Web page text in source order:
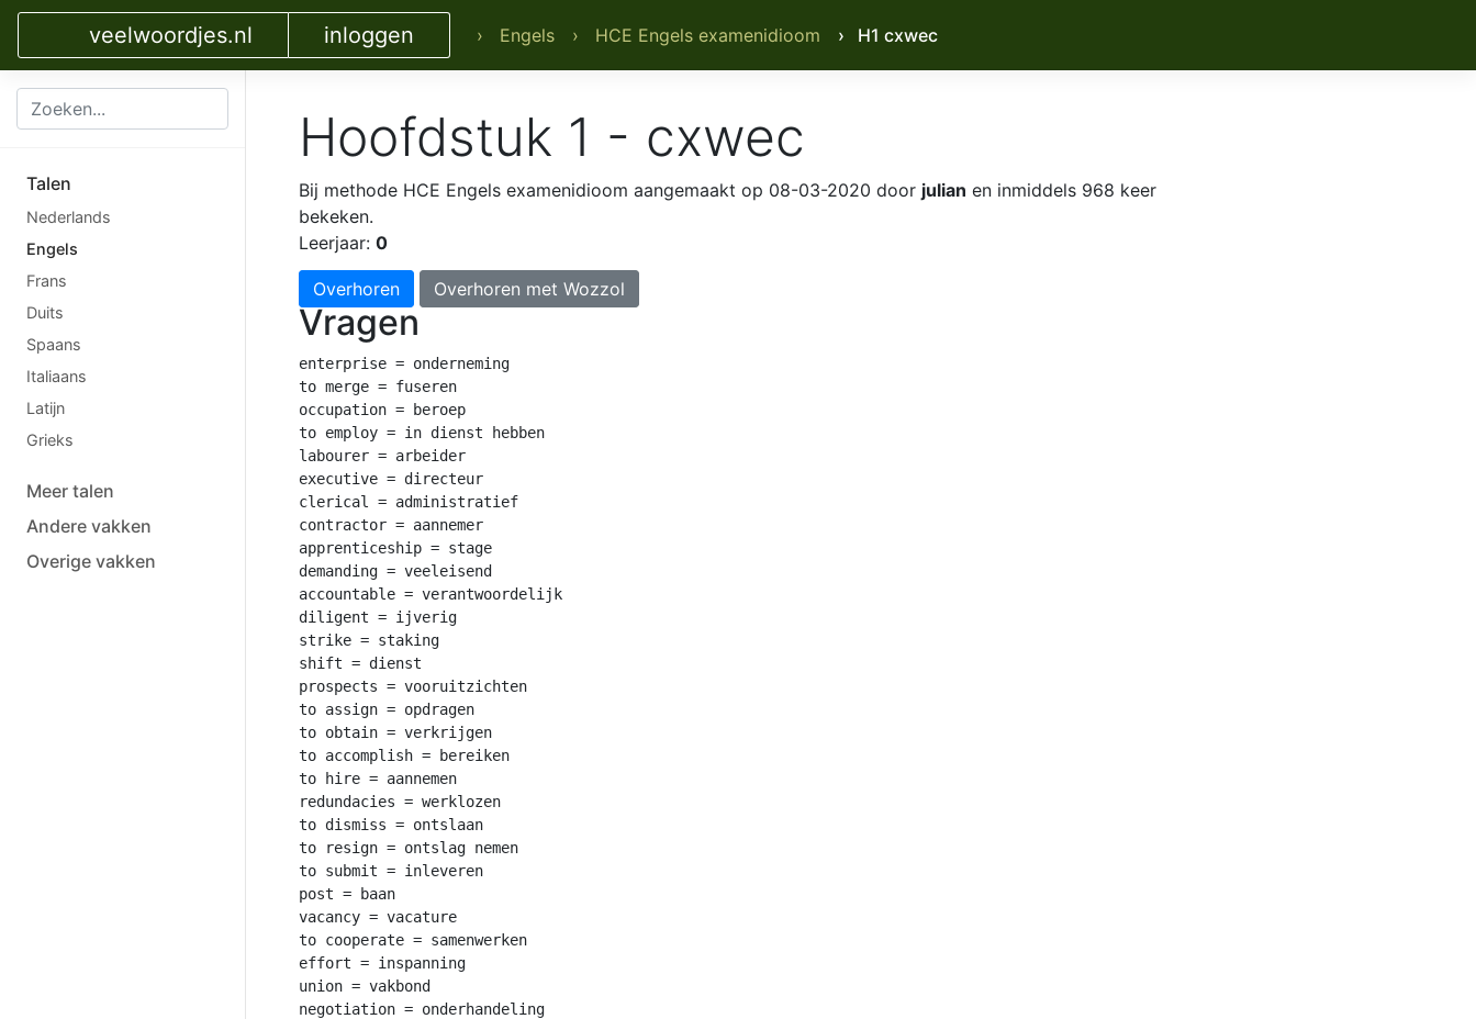
veelwoordjes.nl inloggen › Engels › HCE Engels examenidioom › H1 cxwec
Talen
Nederlands
Engels
Frans
Duits
Spaans
Italiaans
Latijn
Grieks
Meer talen
Andere vakken
Overige vakken
Hoofdstuk 1 - cxwec
Bij methode HCE Engels examenidioom aangemaakt op 08-03-2020 door julian en inmiddels 968 keer
bekeken.
Leerjaar: 0
Overhoren Overhoren met Wozzol
Vragen
enterprise = onderneming
to merge = fuseren
occupation = beroep
to employ = in dienst hebben
labourer = arbeider
executive = directeur
clerical = administratief
contractor = aannemer
apprenticeship = stage
demanding = veeleisend
accountable = verantwoordelijk
diligent = ijverig
strike = staking
shift = dienst
prospects = vooruitzichten
to assign = opdragen
to obtain = verkrijgen
to accomplish = bereiken
to hire = aannemen
redundacies = werklozen
to dismiss = ontslaan
to resign = ontslag nemen
to submit = inleveren
post = baan
vacancy = vacature
to cooperate = samenwerken
effort = inspanning
union = vakbond
negotiation = onderhandeling